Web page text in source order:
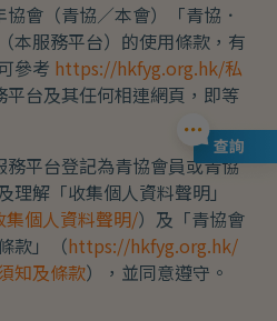
會（青協／本會）「青協．
本服務平台）的使用條款，有
參考 https://hkfyg.org.hk/私
平台及其任何相連網頁，即等
平台登記為青協會員或青協
解「收集個人資料聲明」
個人資料聲明/）及「青協會
款」（https://hkfyg.org.hk/
知及條款），並同意遵守。